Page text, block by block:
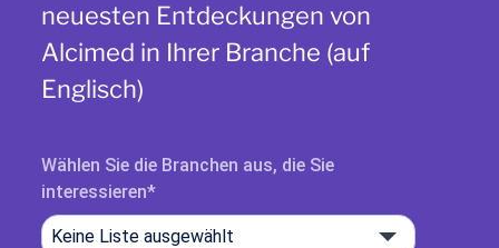
neuesten Entdeckungen von
Alcimed in Ihrer Branche (auf
Englisch)
Wählen Sie die Branchen aus, die Sie
interessieren
Keine Liste ausgewählt